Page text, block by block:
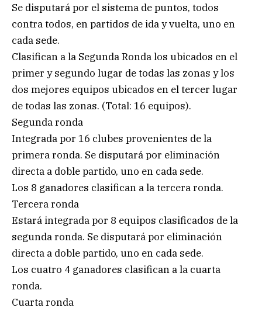
Se disputará por el sistema de puntos, todos
contra todos, en partidos de ida y vuelta, uno en
cada sede.
Clasifican a la Segunda Ronda los ubicados en el
primer y segundo lugar de todas las zonas y los
dos mejores equipos ubicados en el tercer lugar
de todas las zonas. (Total: 16 equipos).
Segunda ronda
Integrada por 16 clubes provenientes de la
primera ronda. Se disputará por eliminación
directa a doble partido, uno en cada sede.
Los 8 ganadores clasifican a la tercera ronda.
Tercera ronda
Estará integrada por 8 equipos clasificados de la
segunda ronda. Se disputará por eliminación
directa a doble partido, uno en cada sede.
Los cuatro 4 ganadores clasifican a la cuarta
ronda.
Cuarta ronda